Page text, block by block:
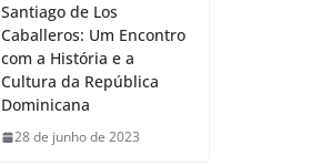
Santiago de Los
Caballeros: Um Encontro
com a História e a
Cultura da República
Dominicana
28 de junho de 2023